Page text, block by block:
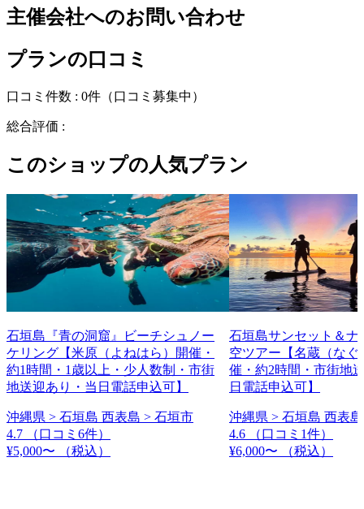
主催会社へのお問い合わせ
プランの口コミ
口コミ件数 : 0件 （口コミ募集中）
総合評価 :
このショップの人気プラン
石垣島『青の洞窟』ビーチシュノー
ケリング【米原（よねはら）開催・
約1時間・1歳以上・少人数制・市街
地送迎あり・当日電話申込可】
沖縄県 > 石垣島 西表島 > 石垣市
4.7
（口コミ6件）
¥5,000〜
（税込）
石垣島サンセット＆
空ツアー【名蔵（なぐ
催・約2時間・市街地
日電話申込可】
沖縄県 > 石垣島 西表
4.6
（口コミ1件）
¥6,000〜
（税込）